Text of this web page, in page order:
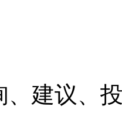
、建议、